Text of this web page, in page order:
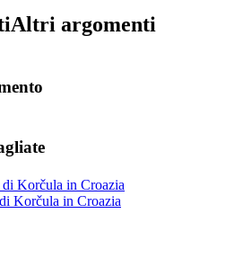
Altri argomenti
Korčula in Croazia
Korčula in Croazia